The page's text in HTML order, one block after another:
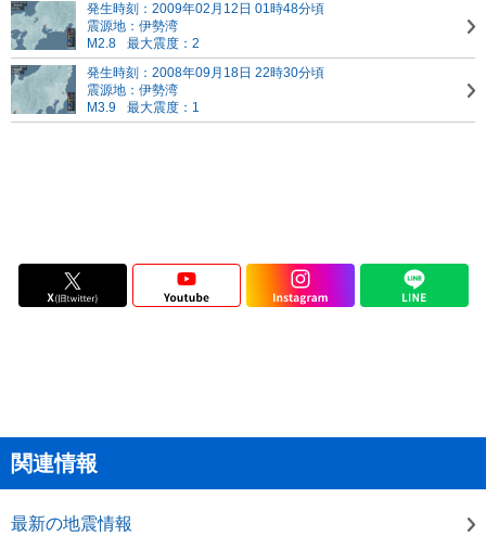
発生時刻：2009年02月12日 01時48分頃
震源地：伊勢湾
M2.8
最大震度：2
発生時刻：2008年09月18日 22時30分頃
震源地：伊勢湾
M3.9
最大震度：1
関連情報
最新の地震情報